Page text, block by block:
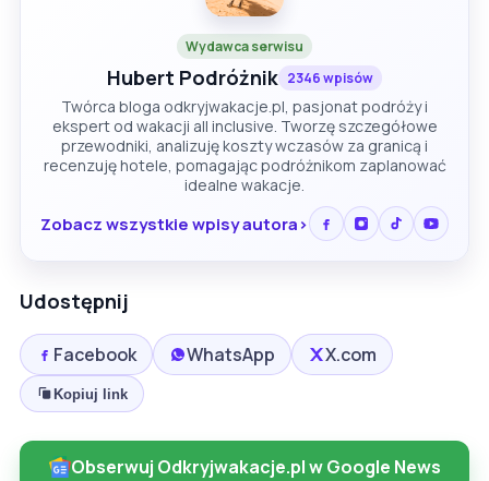
Wydawca serwisu
Hubert Podróżnik 2346 wpisów
Twórca bloga odkryjwakacje.pl, pasjonat podróży i
ekspert od wakacji all inclusive. Tworzę szczegółowe
przewodniki, analizuję koszty wczasów za granicą i
recenzuję hotele, pomagając podróżnikom zaplanować
idealne wakacje.
Zobacz wszystkie wpisy autora
Udostępnij
Facebook WhatsApp X.com
Kopiuj link
Obserwuj Odkryjwakacje.pl w Google News